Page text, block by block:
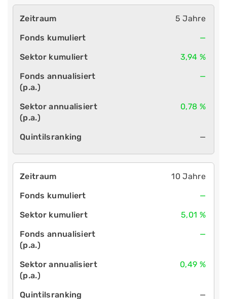
5 Jahre
—
3,94 %
—
0,78 %
—
10 Jahre
—
5,01 %
—
0,49 %
—